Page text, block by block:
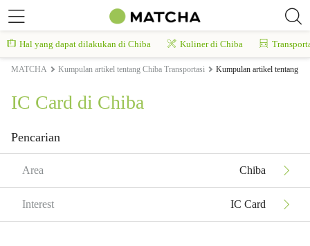
Hal yang dapat dilakukan di Chiba Kuliner di Chiba
MATCHA Kumpulan artikel tentang Chiba Transportasi Kumpulan artikel tentang
IC Card di Chiba
Pencarian
Area Chiba
Interest IC Card